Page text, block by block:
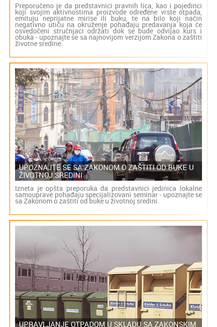
Preporučeno je da predstavnici pravnih lica, kao i pojedinci
koji svojim aktivnostima proizvode određene vrste otpada,
emituju neprijatne mirise ili buku, te na bilo koji način
negativno utiču na okruženje pohađaju predavanja koja će
osvedočeni stručnjaci održati dok se bude odvijao kurs i
obuka - upoznajte se sa najnovijom verzijom Zakona o zaštiti
životne sredine.
UPOZNAJTE SE SA ZAKONOM O ZAŠTITI OD BUKE U
ŽIVOTNOJ SREDINI
Izneta je opšta preporuka da predstavnici jedinica lokalne
samouprave pohađaju specijalizovani seminar - upoznajte se
sa Zakonom o zaštiti od buke u životnoj sredini.
UPRAVLJANJE OTPADOM U SKLADU SA ZAKONSKIM